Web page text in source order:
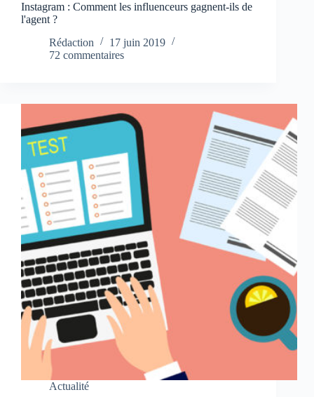
Instagram : Comment les influenceurs gagnent-ils de
l'agent ?
Rédaction
17 juin 2019
72 commentaires
Actualité